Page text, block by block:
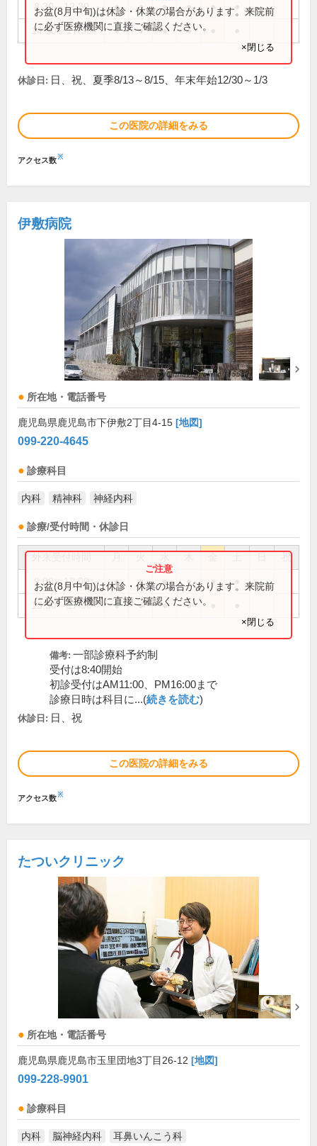
8:30～12:30 ● ● ● ● ●
14:30～17:30 ● ● ● ●
お盆(8月中旬)は休診・休業の場合があります。来院前
に必ず医療機関に直接ご確認ください。
×閉じる
休診日: 日、祝、夏季8/13～8/15、年末年始12/30～1/3
この医院の詳細をみる
アクセス数※
伊敷病院
所在地・電話番号
鹿児島県鹿児島市下伊敷2丁目4-15 [地図]
099-220-4645
診療科目
内科 精神科 神経内科
診療/受付時間・休診日
祝
9:00～12:00 ● ● ● ● ●
13:30～17:00 ● ● ● ●
お盆(8月中旬)は休診・休業の場合があります。来院前
に必ず医療機関に直接ご確認ください。
×閉じる
備考: 一部診療科予約制
受付は8:40開始
初診受付はAM11:00、PM16:00まで
診療日時は科目に...(続きを読む)
休診日: 日、祝
この医院の詳細をみる
アクセス数※
たついクリニック
所在地・電話番号
鹿児島県鹿児島市玉里団地3丁目26-12 [地図]
099-228-9901
診療科目
内科 脳神経内科 耳鼻いんこう科